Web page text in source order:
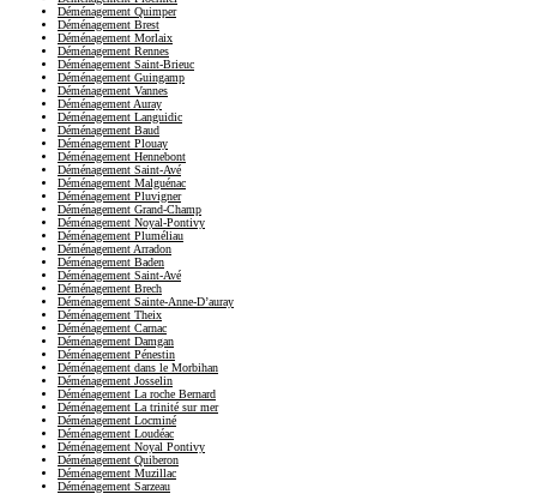
Déménagement Quimper
Déménagement Brest
Déménagement Morlaix
Déménagement Rennes
Déménagement Saint-Brieuc
Déménagement Guingamp
Déménagement Vannes
Déménagement Auray
Déménagement Languidic
Déménagement Baud
Déménagement Plouay
Déménagement Hennebont
Déménagement Saint-Avé
Déménagement Malguénac
Déménagement Pluvigner
Déménagement Grand-Champ
Déménagement Noyal-Pontivy
Déménagement Pluméliau
Déménagement Arradon
Déménagement Baden
Déménagement Saint-Avé
Déménagement Brech
Déménagement Sainte-Anne-D’auray
Déménagement Theix
Déménagement Carnac
Déménagement Damgan
Déménagement Pénestin
Déménagement dans le Morbihan
Déménagement Josselin
Déménagement La roche Bernard
Déménagement La trinité sur mer
Déménagement Locminé
Déménagement Loudéac
Déménagement Noyal Pontivy
Déménagement Quiberon
Déménagement Muzillac
Déménagement Sarzeau